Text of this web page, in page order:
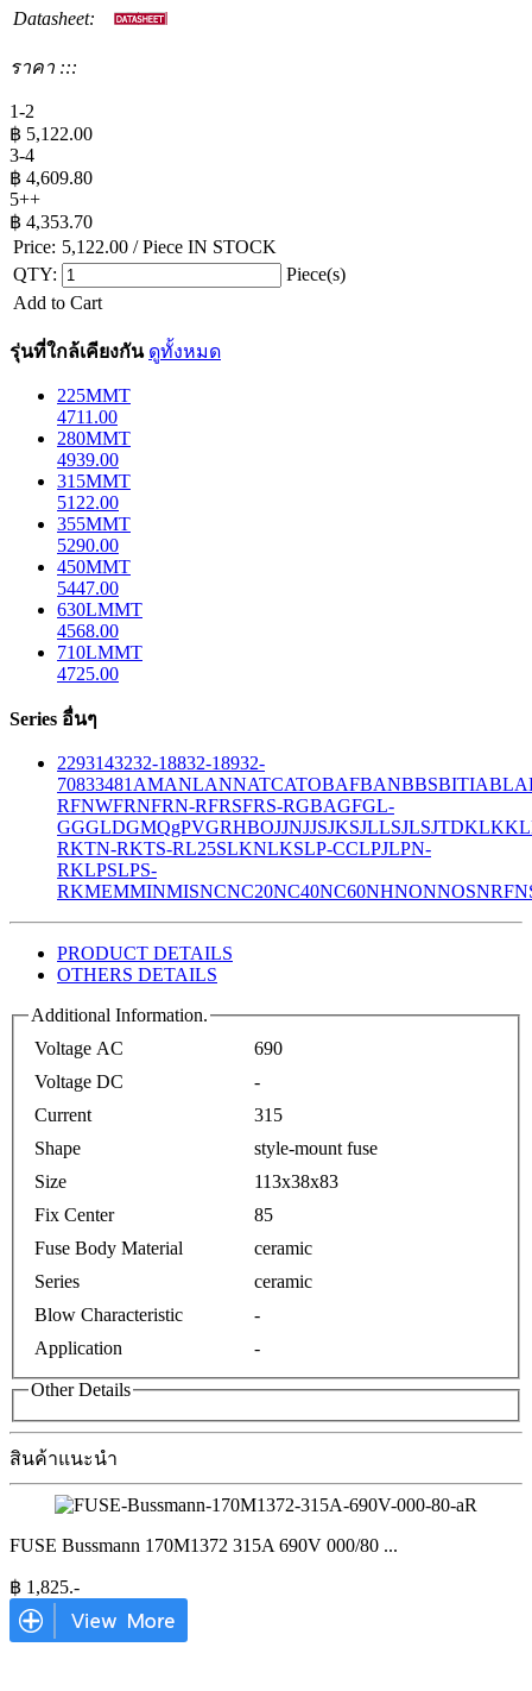
Datasheet:
ราคา :::
1-2
฿ 5,122.00
3-4
฿ 4,609.80
5++
฿ 4,353.70
Price: 5,122.00 / Piece IN STOCK
QTY:
Piece(s)
Add to Cart
รุ่นที่ใกล้เคียงกัน ดูทั้งหมด
225MMT
4711.00
280MMT
4939.00
315MMT
5122.00
355MMT
5290.00
450MMT
5447.00
630LMMT
4568.00
710LMMT
4725.00
Series อื่นๆ
2293143232-18832-18932-
70833481 AMANLANNATCATOBAFBANBBSBITIABLA
RFNWFRNFRN-RFRSFRS-RGBAGFGL-
GGGLDGMQgPVGRHBOJJNJJSJKSJLLSJLSJTDKLK
RKTN-RKTS-RL25SLKNLKSLP-CCLPJLPN-
RKLPSLPS-
RKMEMMINMISNCNC20NC40NC60NHNONNOSNRF
PRODUCT DETAILS
OTHERS DETAILS
Additional Information.
Voltage AC
690
Voltage DC
-
Current
315
Shape
style-mount fuse
Size
113x38x83
Fix Center
85
Fuse Body Material
ceramic
Series
ceramic
Blow Characteristic
-
Application
-
Other Details
สินค้าแนะนำ
FUSE Bussmann 170M1372 315A 690V 000/80 ...
฿ 1,825.-